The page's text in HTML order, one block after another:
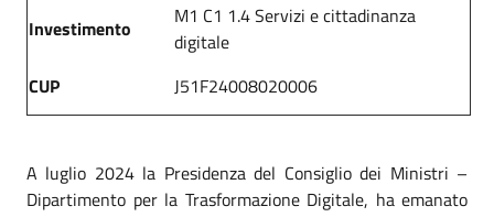
Investimento
M1 C1 1.4 Servizi e cittadinanza
digitale
CUP
J51F24008020006
A luglio 2024 la Presidenza del Consiglio dei Ministri –
Dipartimento per la Trasformazione Digitale, ha emanato